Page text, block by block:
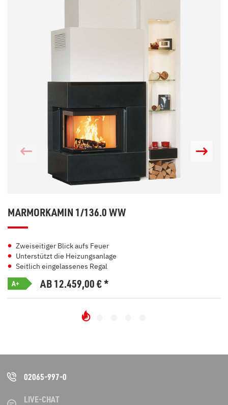
MARMORKAMIN 1/136.0 WW
Zweiseitiger Blick aufs Feuer
Unterstützt die Heizungsanlage
Seitlich eingelassenes Regal
A+ AB 12.459,00€*
02065-997-0
LIVE-CHAT